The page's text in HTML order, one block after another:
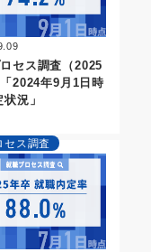
セス調査（2025
2024年9月1日時
況」
セス調査